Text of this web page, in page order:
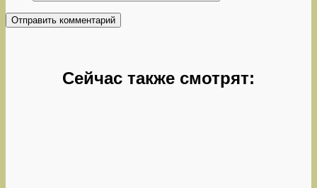
Сейчас также смотрят: